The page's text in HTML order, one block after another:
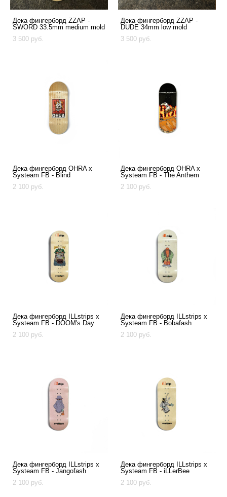
Дека фингерборд ZZAP -
SWORD 33.5mm medium mold
3 500 pуб.
Дека фингерборд ZZAP -
DUDE 34mm low mold
3 500 pуб.
Дека фингерборд OHRA x
Systeam FB - Blind
2 100 pуб.
Дека фингерборд OHRA x
Systeam FB - The Anthem
2 100 pуб.
Дека фингерборд ILLstrips x
Systeam FB - DOOM's Day
2 100 pуб.
Дека фингерборд ILLstrips x
Systeam FB - Bobafash
2 100 pуб.
Дека фингерборд ILLstrips x
Systeam FB - Jangofash
2 100 pуб.
Дека фингерборд ILLstrips x
Systeam FB - iLLerBee
2 100 pуб.